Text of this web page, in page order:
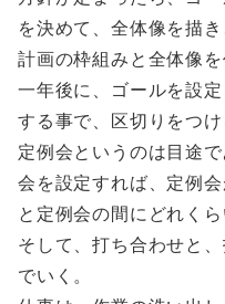
を決めて、全体像を描
計画の枠組みと全体像を
一年後に、ゴールを設
する事で、区切りをつけ
定例会というのは目途
会を設定すれば、定例
と定例会の間にどれく
そして、打ち合わせと
でいく。